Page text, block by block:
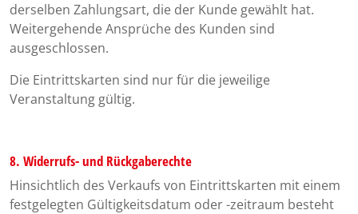
derselben Zahlungsart, die der Kunde gewählt hat.
Weitergehende Ansprüche des Kunden sind
ausgeschlossen.
Die Eintrittskarten sind nur für die jeweilige
Veranstaltung gültig.
8. Widerrufs- und Rückgaberechte
Hinsichtlich des Verkaufs von Eintrittskarten mit einem
festgelegten Gültigkeitsdatum oder -zeitraum besteht